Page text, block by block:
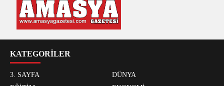
KATEGORİLER
3. SAYFA
DÜNYA